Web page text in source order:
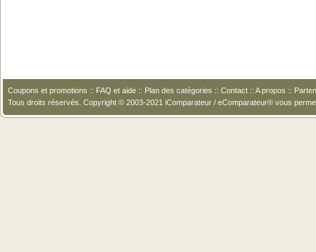
Coupons et promotions :: FAQ et aide :: Plan des catégories :: Contact :: A propos ::
Tous droits réservés. Copyright © 2003-2021 iComparateur / eComparateur® vous